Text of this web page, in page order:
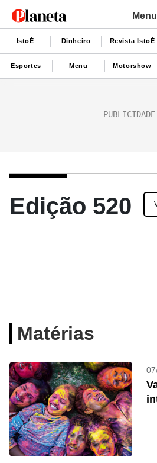
Menu
IstoÉ Dinheiro Revista IstoÉ
Esportes Menu Motorshow
Edição 520
Matérias